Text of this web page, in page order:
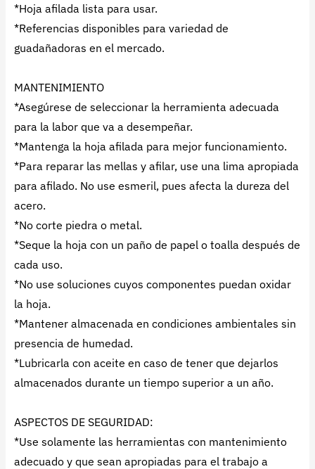
*Hoja afilada lista para usar.
*Referencias disponibles para variedad de
guadañadoras en el mercado.
MANTENIMIENTO
*Asegúrese de seleccionar la herramienta adecuada
para la labor que va a desempeñar.
*Mantenga la hoja afilada para mejor funcionamiento.
*Para reparar las mellas y afilar, use una lima apropiada
para afilado. No use esmeril, pues afecta la dureza del
acero.
*No corte piedra o metal.
*Seque la hoja con un paño de papel o toalla después de
cada uso.
*No use soluciones cuyos componentes puedan oxidar
la hoja.
*Mantener almacenada en condiciones ambientales sin
presencia de humedad.
*Lubricarla con aceite en caso de tener que dejarlos
almacenados durante un tiempo superior a un año.
ASPECTOS DE SEGURIDAD:
*Use solamente las herramientas con mantenimiento
adecuado y que sean apropiadas para el trabajo a